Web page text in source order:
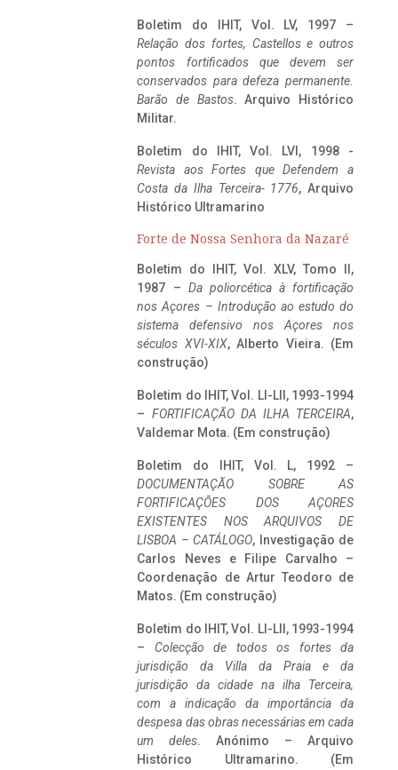
Boletim do IHIT, Vol. LV, 1997 –
Relação dos fortes, Castellos e outros
pontos fortificados que devem ser
conservados para defeza permanente.
Barão de Bastos. Arquivo Histórico
Militar.
Boletim do IHIT, Vol. LVI, 1998 -
Revista aos Fortes que Defendem a
Costa da Ilha Terceira- 1776, Arquivo
Histórico Ultramarino
Forte de Nossa Senhora da Nazaré
Boletim do IHIT, Vol. XLV, Tomo II,
1987 – Da poliorcética à fortificação
nos Açores – Introdução ao estudo do
sistema defensivo nos Açores nos
séculos XVI-XIX, Alberto Vieira. (Em
construção)
Boletim do IHIT, Vol. LI-LII, 1993-1994
– FORTIFICAÇÃO DA ILHA TERCEIRA,
Valdemar Mota. (Em construção)
Boletim do IHIT, Vol. L, 1992 –
DOCUMENTAÇÃO SOBRE AS
FORTIFICAÇÕES DOS AÇORES
EXISTENTES NOS ARQUIVOS DE
LISBOA – CATÁLOGO, Investigação de
Carlos Neves e Filipe Carvalho –
Coordenação de Artur Teodoro de
Matos. (Em construção)
Boletim do IHIT, Vol. LI-LII, 1993-1994
– Colecção de todos os fortes da
jurisdição da Villa da Praia e da
jurisdição da cidade na ilha Terceira,
com a indicação da importância da
despesa das obras necessárias em cada
um deles. Anónimo – Arquivo
Histórico Ultramarino. (Em